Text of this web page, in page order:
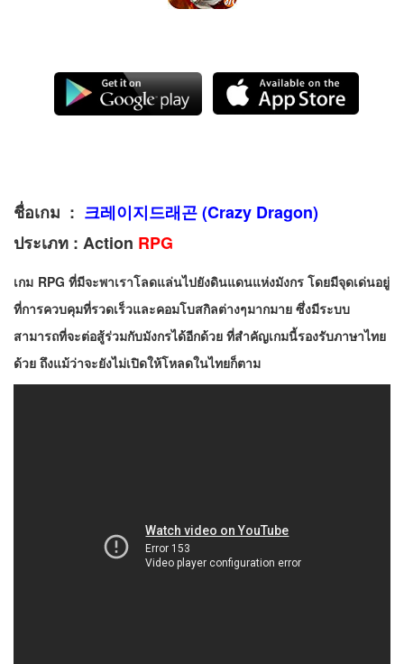
ชื่อเกม : 크레이지드래곤 (Crazy Dragon)
ประเภท : Action RPG
เกม RPG ที่มีจะพาเราโลดแล่นไปยังดินแดนแห่งมังกร โดยมีจุดเด่นอยู่
ที่การควบคุมที่รวดเร็วและคอมโบสกิลต่างๆมากมาย ซึ่งมีระบบ
สามารถที่จะต่อสู้ร่วมกับมังกรได้อีกด้วย ที่สำคัญเกมนี้รองรับภาษาไทย
ด้วย ถึงแม้ว่าจะยังไม่เปิดให้โหลดในไทยก็ตาม